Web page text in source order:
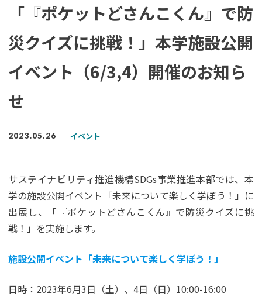
「『ポケットどさんこくん』で防
災クイズに挑戦！」本学施設公開
イベント（6/3,4）開催のお知ら
せ
2023.05.26 イベント
サステイナビリティ推進機構SDGs事業推進本部では、本
学の施設公開イベント「未来について楽しく学ぼう！」に
出展し、「『ポケットどさんこくん』で防災クイズに挑
戦！」を実施します。
施設公開イベント「未来について楽しく学ぼう！」
日時：2023年6月3日（土）、4日（日）10:00-16:00